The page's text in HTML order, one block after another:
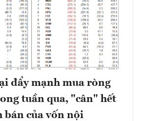
đẩy mạnh mua ròng
tuần qua, "cân" hết
bán của vốn nội